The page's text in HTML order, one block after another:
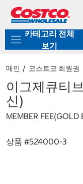
로
기
가
카테고리 전체
보기
메인 코스트코 회원권
이그제큐티
신)
MEMBER FEE(GOLD
상품 #524000-3